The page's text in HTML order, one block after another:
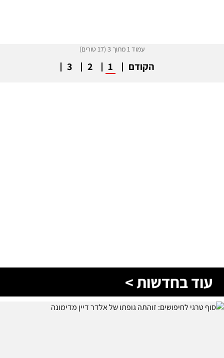
עמוד 1 מתוך 3 (17 טורים)
הקודם 1
2
3
עוד בחדשות >